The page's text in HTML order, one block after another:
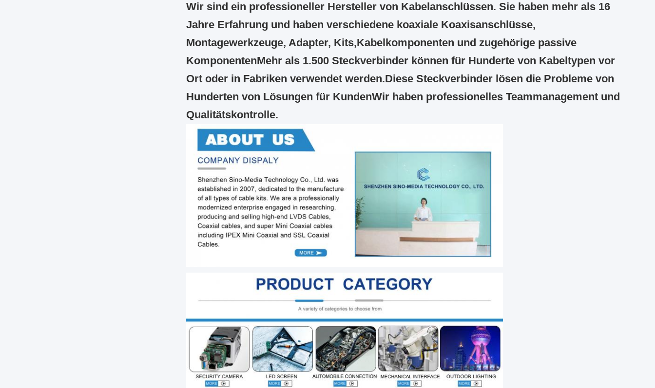
Wir sind ein professioneller Hersteller von Kabelanschlüssen. Sie haben mehr als 16
Jahre Erfahrung und haben verschiedene koaxiale Koaxisanschlüsse,
Montagewerkzeuge, Adapter, Kits,Kabelkomponenten und zugehörige passive
KomponentenMehr als 1.500 Steckverbinder können für Hunderte von Kabeltypen vor
Ort oder in Fabriken verwendet werden.Diese Steckverbinder lösen die Probleme von
Hunderten von Lösungen für KundenWir haben professionelles Teammanagement und
Qualitätskontrolle.